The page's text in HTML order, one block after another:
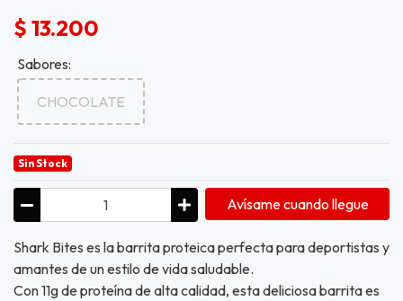
$ 13.200
Sabores:
CHOCOLATE
Sin Stock
Avísame cuando llegue
Shark Bites es la barrita proteica perfecta para deportistas y
amantes de un estilo de vida saludable.
Con 11g de proteína de alta calidad, esta deliciosa barrita es